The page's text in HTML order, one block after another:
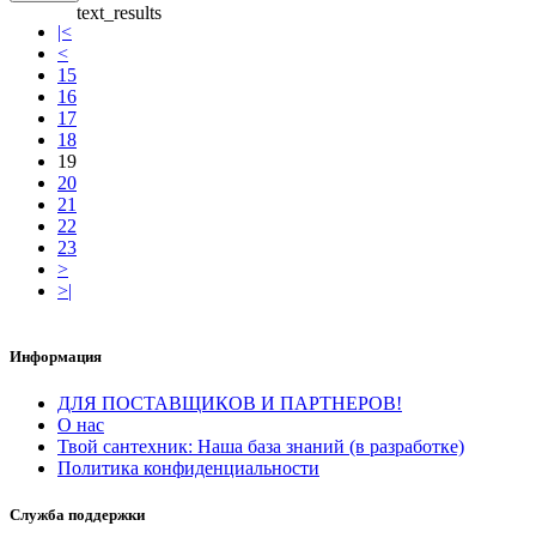
|<
<
15
16
17
18
19
20
21
22
23
>
>|
text_results
Информация
ДЛЯ ПОСТАВЩИКОВ И ПАРТНЕРОВ!
О нас
Твой сантехник: Наша база знаний (в разработке)
Политика конфиденциальности
Служба поддержки